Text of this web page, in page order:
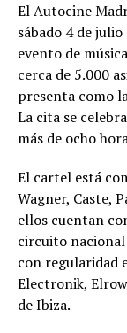
El Autocine
sábado 4 de
evento de
cerca de 5.000
presenta como
La cita se
más de ocho
El cartel está
Wagner, Caste,
ellos cuentan
circuito
con regularidad
Electronik,
de Ibiza.